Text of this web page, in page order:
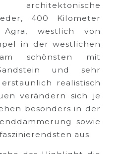
400 Kilometer
westlich von
in der westlichen
schönsten mit
und sehr
realistisch
verändern sich je
besonders in der
sowie
aus.